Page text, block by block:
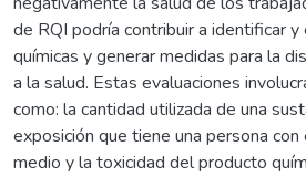
de RQI podría contribuir a identificar y
químicas y generar medidas para la
a la salud. Estas evaluaciones
como: la cantidad utilizada de una
exposición que tiene una persona
medio y la toxicidad del producto